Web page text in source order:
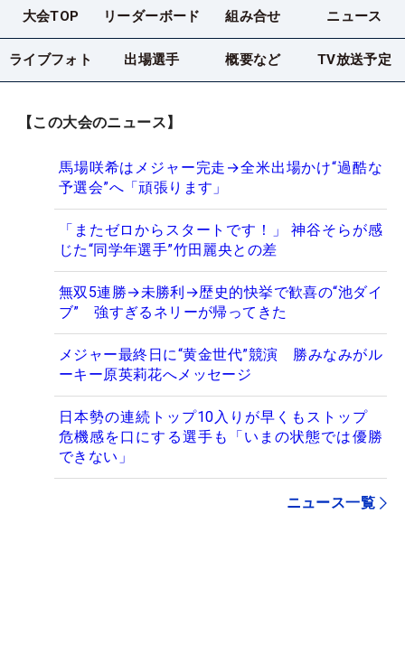
大会TOP リーダーボード 組み合せ ニュース
ライブフォト 出場選手 概要など TV放送予定
【この大会のニュース】
馬場咲希はメジャー完走→全米出場かけ“過酷な
予選会”へ「頑張ります」
「またゼロからスタートです！」 神谷そらが感
じた“同学年選手”竹田麗央との差
無双5連勝→未勝利→歴史的快挙で歓喜の“池ダイ
ブ” 強すぎるネリーが帰ってきた
メジャー最終日に“黄金世代”競演 勝みなみがル
ーキー原英莉花へメッセージ
日本勢の連続トップ10入りが早くもストップ
危機感を口にする選手も「いまの状態では優勝
できない」
ニュース一覧